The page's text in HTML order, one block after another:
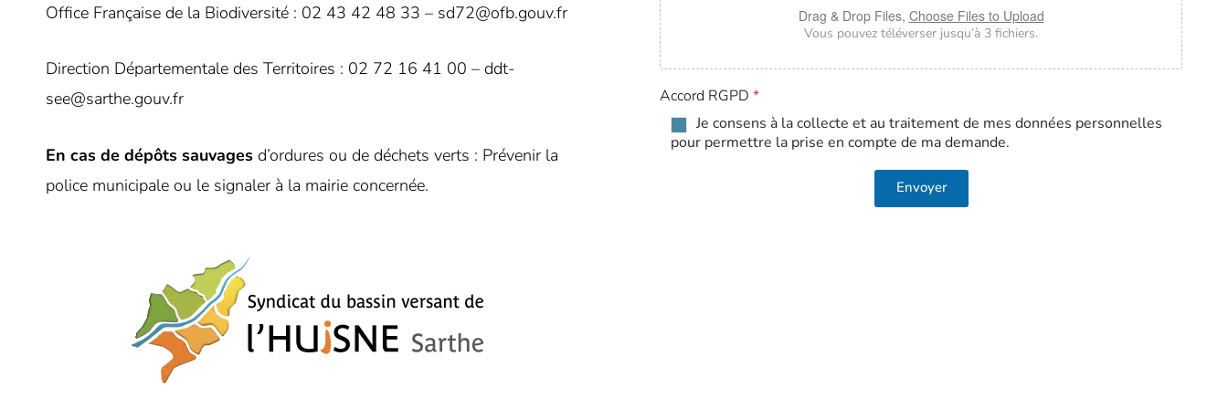
Office Française de la Biodiversité : 02 43 42 48 33 – sd72@ofb.gouv.fr
Direction Départementale des Territoires : 02 72 16 41 00 – ddt-
see@sarthe.gouv.fr
En cas de dépôts sauvages d’ordures ou de déchets verts : Prévenir la
police municipale ou le signaler à la mairie concernée.
e
*
U
p
l
o
d
Drag & Drop Files, Choose Files to Upload
Vous pouvez téléverser jusqu’à 3 fichiers.
Accord RGPD *
Je consens à la collecte et au traitement de mes données personnelles
pour permettre la prise en compte de ma demande.
Envoyer